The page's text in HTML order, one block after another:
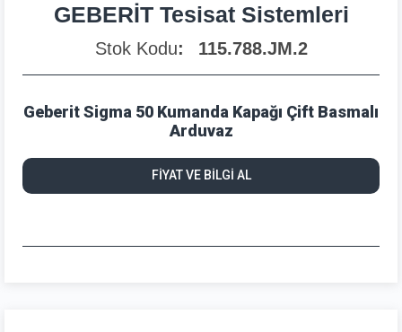
GEBERİT Tesisat Sistemleri
Stok Kodu 115.788.JM.2
Geberit Sigma 50 Kumanda Kapağı Çift Basmalı
Arduvaz
FİYAT VE BİLGİ AL